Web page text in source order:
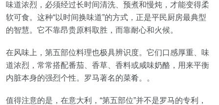
味道浓烈，必须经过长时间清洗、预煮和慢炖，才能变得柔
软可食。这种“以时间换味道”的方式，正是平民厨房最典型
的智慧。它不靠昂贵原料取胜，而靠耐心和火候。
在风味上，第五部位料理也极具辨识度。它们口感厚重、味
道浓烈，常常搭配番茄、香草、香料或咸味奶酪，用来平衡
内脏本身的强烈个性。罗马著名的菜肴。。
值得注意的是，在意大利，“第五部位”并不是罗马的专利，